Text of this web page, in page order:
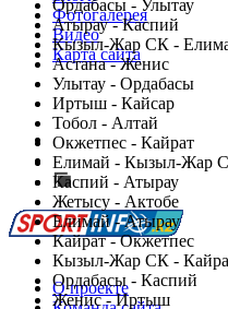
Ордабасы - Улытау
Атырау - Каспий
Кызыл-Жар СК -
Астана - Женис
Улытау - Ордабасы
Иртыш - Кайсар
Тобол - Алтай
Окжетпес - Кайрат
Елимай - Кызыл-Жар
Каспий - Атырау
Жетысу - Актобе
Елимай - Атырау
Кайрат - Окжетпес
Кызыл-Жар СК -
Ордабасы - Каспий
Женис - Иртыш
Фотогалерея
Видео
Карта сайта
Есть идея?
Сообщить о
Перейти на старый
О проекте